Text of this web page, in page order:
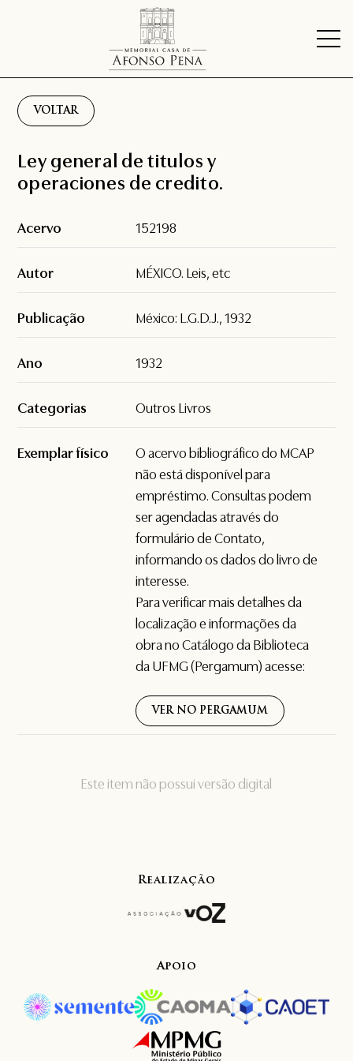
VOLTAR
Este item não possui versão digital
Ley general de titulos y
operaciones de credito.
Acervo 152198
Autor MÉXICO. Leis, etc
Publicação México: L.G.D.J., 1932
Ano 1932
Categorias Outros Livros
Exemplar físico
O acervo bibliográfico do MCAP
não está disponível para
empréstimo. Consultas podem
ser agendadas através do
formulário deContato,
informando os dados do livro de
interesse.
Para verificar mais detalhes da
localização e informações da
obra no Catálogo da Biblioteca
da UFMG (Pergamum) acesse:
VER NO PERGAMUM
Realização
Apoio